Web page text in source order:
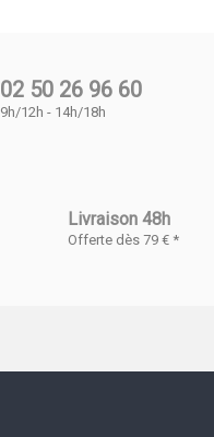
02 50 26 96 60
9h/12h - 14h/18h
Livraison 48h
Offerte dès 79 € *